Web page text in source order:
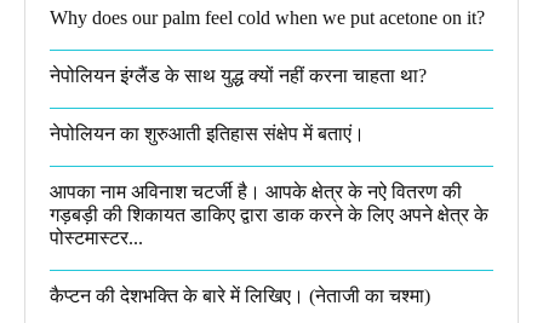
Why does our palm feel cold when we put acetone on it?
नेपोलियन इंग्लैंड के साथ युद्ध क्यों नहीं करना चाहता था​?
नेपोलियन का शुरुआती इतिहास संक्षेप में बताएं।
आपका नाम अविनाश चटर्जी है। आपके क्षेत्र के नऐ वितरण की
गड़बड़ी की शिकायत डाकिए द्वारा डाक करने के लिए अपने क्षेत्र के
पोस्टमास्टर...
कैप्टन की देशभक्ति के बारे में लिखिए।​ (नेताजी का चश्मा)